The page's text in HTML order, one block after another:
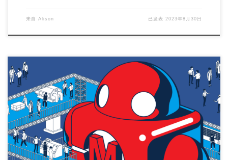
来自 Alison 已发表2023年8月30日
As an annual event for domestic and overseas maker […]